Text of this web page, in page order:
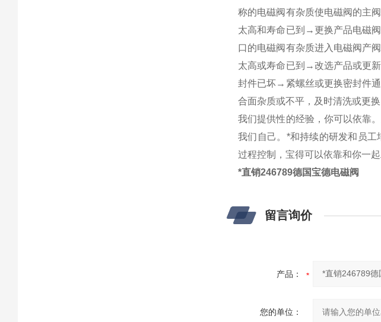
称的电磁阀有杂质使电磁阀的主
太高和寿命已到→更换产品电磁
口的电磁阀有杂质进入电磁阀产
太高或寿命已到→改选产品或更
封件已坏→紧螺丝或更换密封件
合面杂质或不平，及时清洗或更换
我们提供性的经验，你可以依靠
我们自己。*和持续的研发和员
过程控制，宝得可以依靠和你一
*直销246789德国宝德电磁阀
留言询价
产品：
您的单位：